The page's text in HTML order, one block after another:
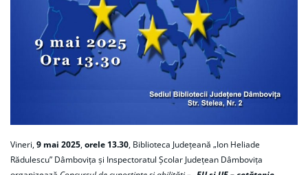
Vineri,9 mai 2025,orele 13.30, Biblioteca Judeţeană „Ion Heliade
Rădulescu” Dâmboviţa şi Inspectoratul Școlar Județean Dâmbovița